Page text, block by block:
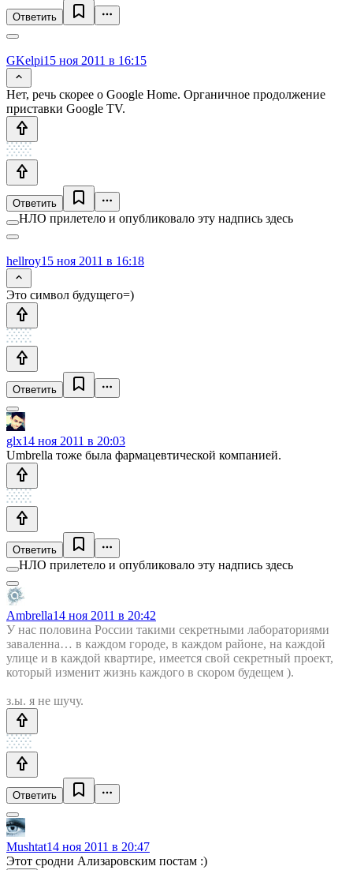
Ответить
GKelpi15 ноя 2011 в 16:15
Нет, речь скорее о Google Home. Органичное продолжение
приставки Google TV.
Ответить
НЛО прилетело и опубликовало эту надпись здесь
hellroy15 ноя 2011 в 16:18
Это символ будущего=)
Ответить
glx14 ноя 2011 в 20:03
Umbrella тоже была фармацевтической компанией.
Ответить
НЛО прилетело и опубликовало эту надпись здесь
Ambrella14 ноя 2011 в 20:42
У нас половина России такими секретными лабораториями
заваленна… в каждом городе, в каждом районе, на каждой
улице и в каждой квартире, имеется свой секретный проект,
который изменит жизнь каждого в скором будещем ).
з.ы. я не шучу.
Ответить
Mushtat14 ноя 2011 в 20:47
Этот сродни Ализаровским постам :)